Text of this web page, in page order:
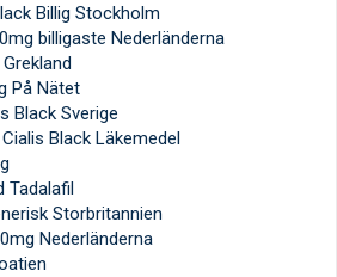
Billig Stockholm
billigaste Nederländerna
På Nätet
Black Sverige
Black Läkemedel
Tadalafil
Storbritannien
Nederländerna